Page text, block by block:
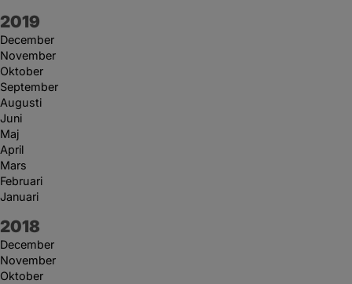
År:
2019
December
November
Oktober
September
Augusti
Juni
Maj
April
Mars
Februari
Januari
År:
2018
December
November
Oktober